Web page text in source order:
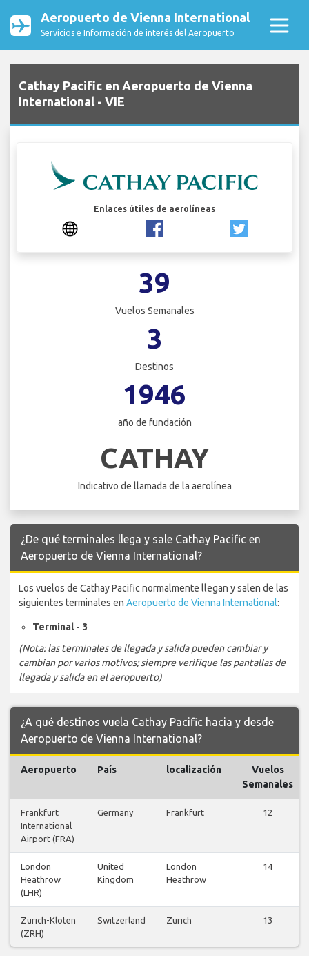
Aeropuerto de Vienna International
Servicios e Información de interés del Aeropuerto
Cathay Pacific en Aeropuerto de Vienna
International - VIE
Enlaces útiles de aerolíneas
39
Vuelos Semanales
3
Destinos
1946
año de fundación
CATHAY
Indicativo de llamada de la aerolínea
¿De qué terminales llega y sale Cathay Pacific en
Aeropuerto de Vienna International?
Los vuelos de Cathay Pacific normalmente llegan y salen de las
siguientes terminales en Aeropuerto de Vienna International:
Terminal - 3
(Nota: las terminales de llegada y salida pueden cambiar y
cambian por varios motivos; siempre verifique las pantallas de
llegada y salida en el aeropuerto)
¿A qué destinos vuela Cathay Pacific hacia y desde
Aeropuerto de Vienna International?
Aeropuerto País localización
Vuelos
Semanales
Frankfurt
International
Airport (FRA)
Germany Frankfurt 12
London
Heathrow
(LHR)
United
Kingdom
London
Heathrow
14
Zürich-Kloten
(ZRH)
Switzerland Zurich 13